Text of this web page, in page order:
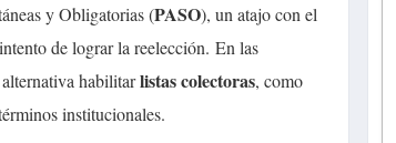
y Obligatorias (PASO), un atajo con el
de lograr la reelección. En las
habilitarlistas colectoras, como
institucionales.